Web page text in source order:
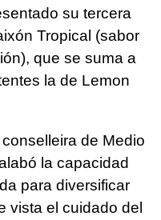
su tercera
Tropical (sabor
que se suma a
la de Lemon
de Medio
la capacidad
para diversificar
vista el cuidado del